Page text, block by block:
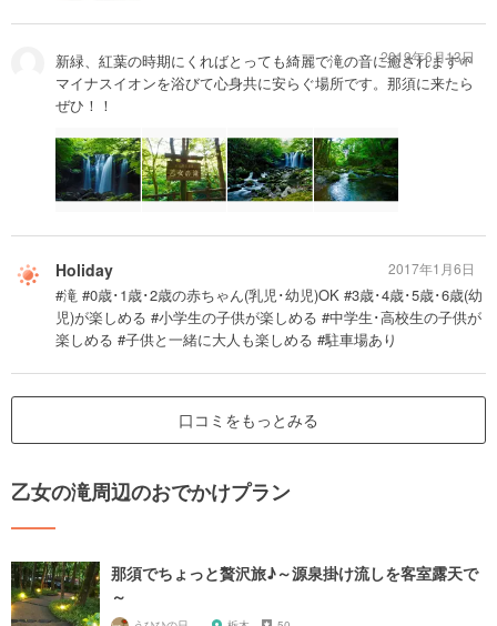
新緑、紅葉の時期にくればとっても綺麗で滝の音に癒されます🌱
マイナスイオンを浴びて心身共に安らぐ場所です。那須に来たら
ぜひ！！
2019年6月13日
Holiday
#滝 #0歳･1歳･2歳の赤ちゃん(乳児･幼児)OK #3歳･4歳･5歳･6歳(幼
児)が楽しめる #小学生の子供が楽しめる #中学生･高校生の子供が
楽しめる #子供と一緒に大人も楽しめる #駐車場あり
2017年1月6日
口コミをもっとみる
乙女の滝周辺のおでかけプラン
那須でちょっと贅沢旅♪～源泉掛け流しを客室露天で
～